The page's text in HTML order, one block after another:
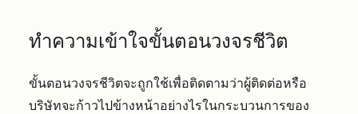
ทำความเข้าใจขั้นตอนวงจรชีวิต
ขั้นตอนวงจรชีวิตจะถูกใช้เพื่อติดตามว่าผู้ติดต่อหรือ
บริษัทจะก้าวไปข้างหน้าอย่างไรในกระบวนการของ